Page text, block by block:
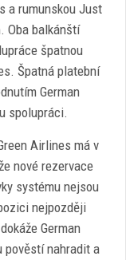
a rumunskou Just
Oba balkánští
špatnou
Špatná platební
German
spolupráci.
Airlines má v
nové rezervace
systému nejsou
nejpozději
German
pověstí nahradit a